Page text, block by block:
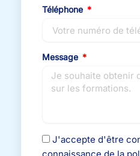
Téléphone
Message
J'accepte d'être